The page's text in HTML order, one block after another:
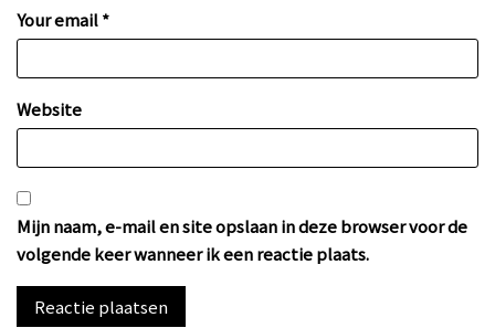
Your email *
Website
Mijn naam, e-mail en site opslaan in deze browser voor de
volgende keer wanneer ik een reactie plaats.